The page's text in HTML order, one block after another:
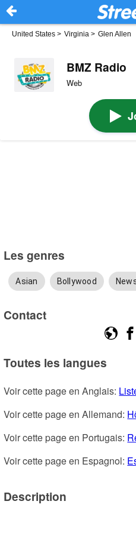
United States > Virginia > Glen Allen
BMZ Radio
Web
Les genres
Asian Bollywood
Contact
Toutes les langues
Voir cette page en Anglais:
Voir cette page en Allemand:
Voir cette page en Portugais:
Voir cette page en Espagnol:
Description